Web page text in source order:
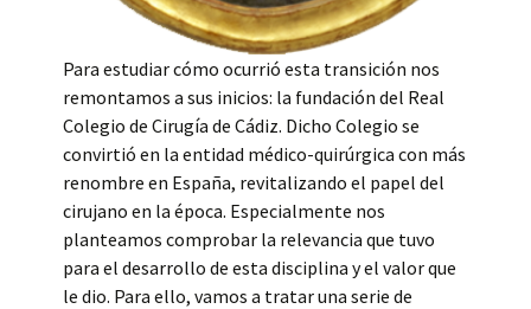
Para estudiar cómo ocurrió esta transición nos
remontamos a sus inicios: la fundación del Real
Colegio de Cirugía de Cádiz. Dicho Colegio se
convirtió en la entidad médico-quirúrgica con más
renombre en España, revitalizando el papel del
cirujano en la época. Especialmente nos
planteamos comprobar la relevancia que tuvo
para el desarrollo de esta disciplina y el valor que
le dio. Para ello, vamos a tratar una serie de